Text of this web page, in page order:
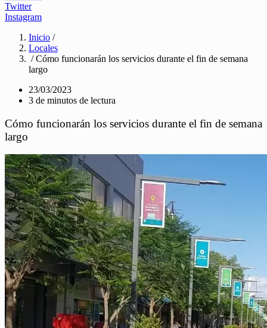
Twitter
Instagram
Inicio /
Locales
/ Cómo funcionarán los servicios durante el fin de semana
largo
23/03/2023
3 de minutos de lectura
Cómo funcionarán los servicios durante el fin de semana
largo